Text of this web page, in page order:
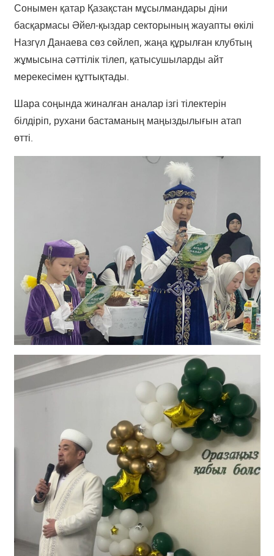
Сонымен қатар Қазақстан мұсылмандары діни
басқармасы Әйел-қыздар секторының жауапты өкілі
Назгүл Данаева сөз сөйлеп, жаңа құрылған клубтың
жұмысына сәттілік тілеп, қатысушыларды айт
мерекесімен құттықтады.
Шара соңында жиналған аналар ізгі тілектерін
білдіріп, рухани бастаманың маңыздылығын атап
өтті.